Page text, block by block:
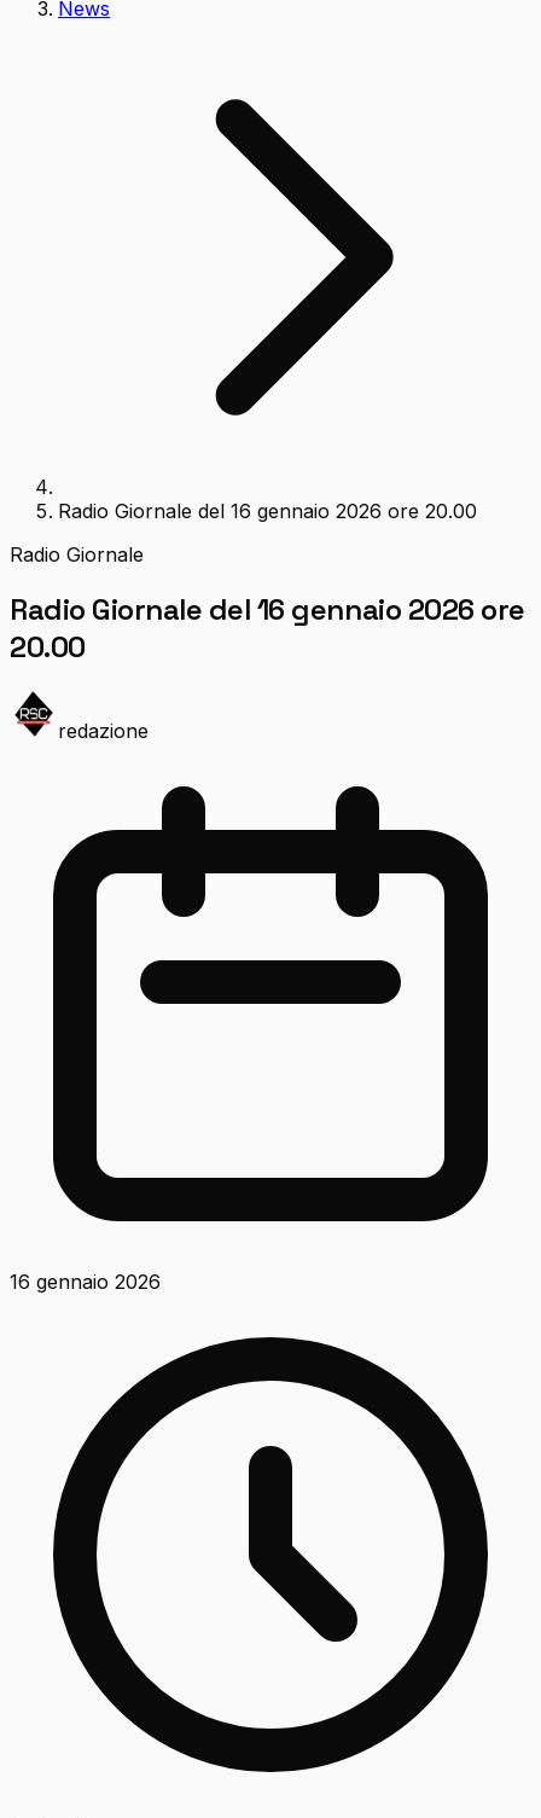
News
Radio Giornale del 16 gennaio 2026 ore 20.00
Radio Giornale
Radio Giornale del 16 gennaio 2026 ore
20.00
redazione
16 gennaio 2026